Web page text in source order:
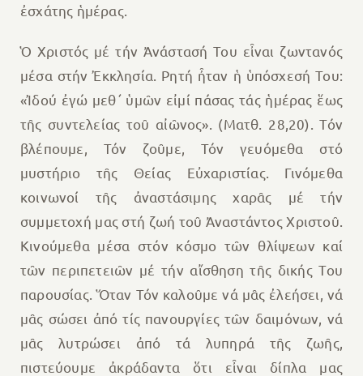
ἐσχάτης ἡμέρας.
Ὁ Χριστός μέ τήν Ἀνάστασή Του εἶναι ζωντανός
μέσα στήν Ἐκκλησία. Ρητή ἦταν ἡ ὑπόσχεσή Του:
«Ἰδού ἐγώ μεθ΄ ὑμῶν εἰμί πάσας τάς ἡμέρας ἕως
τῆς συντελείας τοῦ αἰῶνος». (Ματθ. 28,20). Τόν
βλέπουμε, Τόν ζοῦμε, Τόν γευόμεθα στό
μυστήριο τῆς Θείας Εὐχαριστίας. Γινόμεθα
κοινωνοί τῆς ἀναστάσιμης χαρᾶς μέ τήν
συμμετοχή μας στή ζωή τοῦ Ἀναστάντος Χριστοῦ.
Κινούμεθα μέσα στόν κόσμο τῶν θλίψεων καί
τῶν περιπετειῶν μέ τήν αἴσθηση τῆς δικής Του
παρουσίας. Ὅταν Τόν καλοῦμε νά μᾶς ἐλεήσει, νά
μᾶς σώσει ἀπό τίς πανουργίες τῶν δαιμόνων, νά
μᾶς λυτρώσει ἀπό τά λυπηρά τῆς ζωῆς,
πιστεύουμε ἀκράδαντα ὅτι εἶναι δίπλα μας